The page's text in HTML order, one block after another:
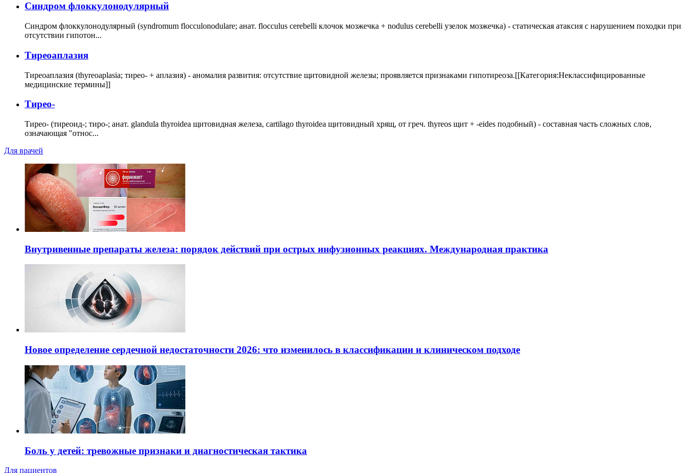
Cиндром флоккулонодулярный
Синдром флоккулонодулярный (syndromum flocculonodulare; анат. flocculus cerebelli клочок мозжечка + nodulus cerebelli узелок мозжечка) - статическая атаксия с нарушением походки при
отсутствии гипотон...
Тиреоаплазия
Тиреоаплазия (thyreoaplasia; тирео- + аплазия) - аномалия развития: отсутствие щитовидной железы; проявляется признаками гипотиреоза.[[Категория:Неклассифицированные
медицинские термины]]
Тирео-
Тирео- (тиреоид-; тиро-; анат. glandula thyroidea щитовидная железа, cartilago thyroidea щитовидный хрящ, от греч. thyreos щит + -eides подобный) - составная часть сложных слов,
означающая "относ...
Для врачей
Внутривенные препараты железа: порядок действий при острых инфузионных реакциях. Международная практика
Новое определение сердечной недостаточности 2026: что изменилось в классификации и клиническом подходе
Боль у детей: тревожные признаки и диагностическая тактика
Для пациентов